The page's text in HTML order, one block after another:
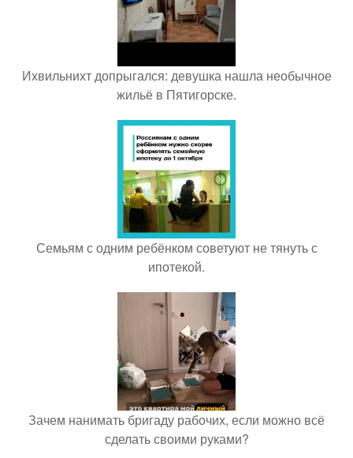
Ихвильнихт допрыгался: девушка нашла необычное
жильё в Пятигорске.
Семьям с одним ребёнком советуют не тянуть с
ипотекой.
Зачем нанимать бригаду рабочих, если можно всё
сделать своими руками?